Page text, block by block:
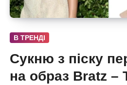
В ТРЕНДІ
Сукню з піску
на образ Bratz –